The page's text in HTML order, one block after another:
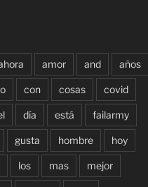
amor and años
con cosas covid
día está failarmy
gusta hombre hoy
los mas mejor